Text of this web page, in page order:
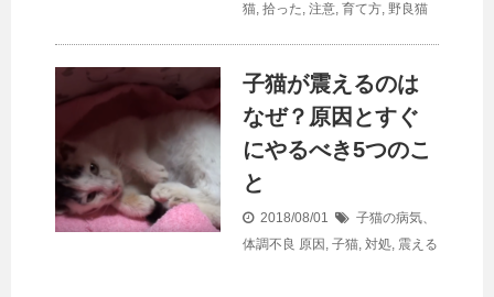
猫, 拾った, 注意, 育て方, 野良猫
子猫が震えるのは
なぜ？原因とすぐ
にやるべき5つのこ
と
2018/08/01
子猫の病気、
体調不良 原因 , 子猫, 対処, 震える